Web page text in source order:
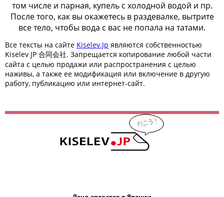
том числе и парная, купель с холодной водой и пр.
После того, как вы окажетесь в раздевалке, вытрите
все тело, чтобы вода с вас не попала на татами.
Все тексты на сайте Kiselev.Jp являются собственностью
Kiselev JP 合同会社. Запрещается копирование любой части
сайта с целью продажи или распространения с целью
наживы, а также ее модификация или включение в другую
работу, публикацию или интернет-сайт.